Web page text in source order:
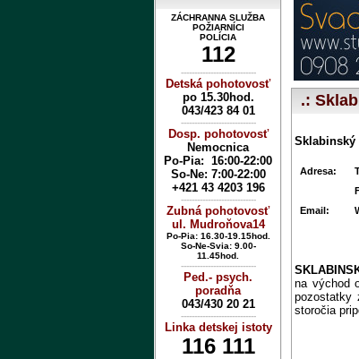
ZÁCHRANNA SLUŽBA
POŽIARNÍCI
POLÍCIA
112
----------------------------
Detská pohotovosť
po 15.30hod.
043/423 84 01
----------------------------
Dosp. pohotovosť
Nemocnica
Po-Pia: 16:00-22:00
So-Ne: 7:00-22:00
+421 43 4203 196
----------------------------
Zubná pohotovosť
ul. Mudroňova14
Po-Pia: 16.30-19.15hod.
So-Ne-Svia: 9.00-
11.45hod.
----------------------------
Ped.- psych.
poradňa
043/430 20 21
----------------------------
Linka detskej istoty
116 111
.:
Sklabinský
Adresa:
Email:
na východ
pozostatky
storočia